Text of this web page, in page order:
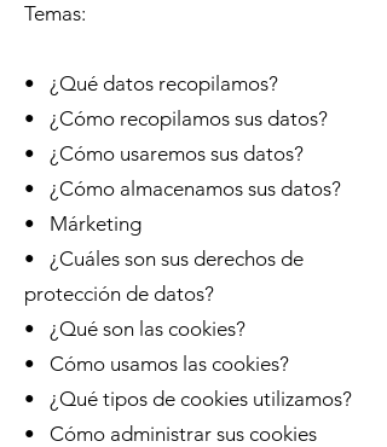
Temas:
• ¿Qué datos recopilamos?
• ¿Cómo recopilamos sus datos?
• ¿Cómo usaremos sus datos?
• ¿Cómo almacenamos sus datos?
• Márketing
• ¿Cuáles son sus derechos de
protección de datos?
• ¿Qué son las cookies?
• Cómo usamos las cookies?
• ¿Qué tipos de cookies utilizamos?
• Cómo administrar sus cookies